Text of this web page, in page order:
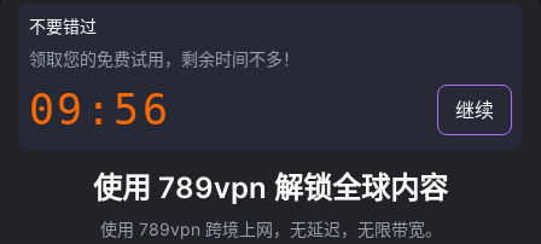
不要错过
领取您的免费试用，剩余时间不多！
09:55 继续
使用 789vpn 解锁全球内容
使用 789vpn 跨境上网，无延迟，无限带宽。